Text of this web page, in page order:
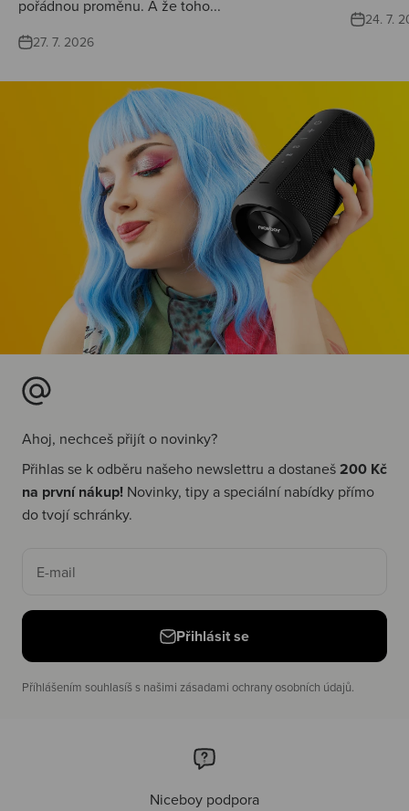
pořádnou proměnu. A že toho...
27. 7. 2026
24. 7.
Ahoj, nechceš přijít o novinky?
Přihlas se k odběru našeho newslettru a dostaneš200 Kč
na první nákup! Novinky, tipy a speciální nabídky přímo
do tvojí schránky.
E-mail
Přihlásit se
Příhlášením souhlasíš s našimi zásadami ochrany osobních údajů.
Niceboy podpora